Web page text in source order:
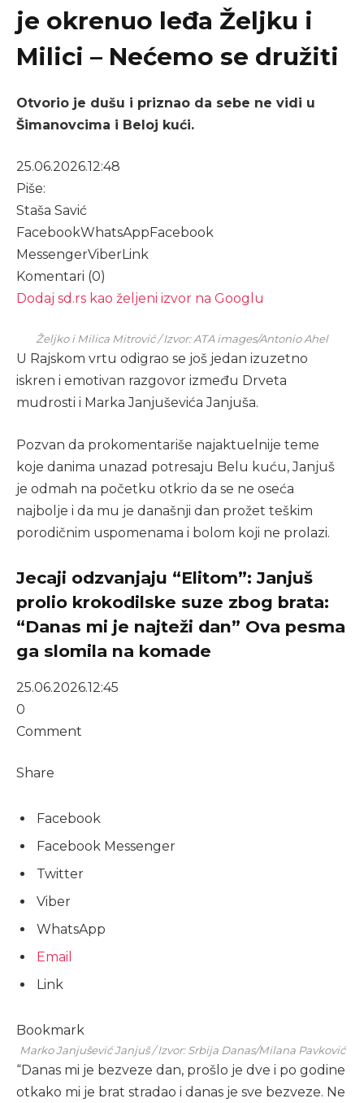
je okrenuo leđa Željku i
Milici – Nećemo se družiti
Otvorio je dušu i priznao da sebe ne vidi u
Šimanovcima i Beloj kući.
25.06.2026.12:48
Piše:
Staša Savić
FacebookWhatsApp Facebook
MessengerViberLink
Komentari (0)
Dodaj sd.rs kao željeni izvor na Googlu
Željko i Milica Mitrović / Izvor: ATA images/Antonio Ahel
U Rajskom vrtu odigrao se još jedan izuzetno
iskren i emotivan razgovor između Drveta
mudrosti i Marka Janjuševića Janjuša.
Pozvan da prokomentariše najaktuelnije teme
koje danima unazad potresaju Belu kuću, Janjuš
je odmah na početku otkrio da se ne oseća
najbolje i da mu je današnji dan prožet teškim
porodičnim uspomenama i bolom koji ne prolazi.
Jecaji odzvanjaju “Elitom”: Janjuš
prolio krokodilske suze zbog brata:
“Danas mi je najteži dan” Ova pesma
ga slomila na komade
25.06.2026.12:45
0
Comment
Share
Facebook
Facebook Messenger
Twitter
Viber
WhatsApp
Email
Link
Bookmark
Marko Janjušević Janjuš / Izvor: Srbija Danas/Milana Pavković
“Danas mi je bezveze dan, prošlo je dve i po godine
otkako mi je brat stradao i danas je sve bezveze. Ne